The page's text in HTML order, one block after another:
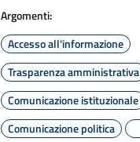
Argomenti:
Accesso all'informazione
Trasparenza amministrativa
Comunicazione istituzionale
Comunicazione politica